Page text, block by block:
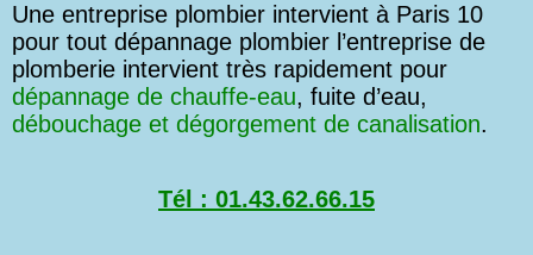
Une entreprise plombier intervient à Paris 10
pour tout dépannage plombier l’entreprise de
plomberie intervient très rapidement pour
dépannage de chauffe-eau, fuite d’eau,
débouchage et dégorgement de canalisation.
Tél : 01.43.62.66.15